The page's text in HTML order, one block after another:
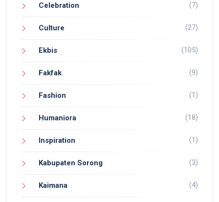
Celebration (7)
Culture (27)
Ekbis (105)
Fakfak (9)
Fashion (1)
Humaniora (18)
Inspiration (1)
Kabupaten Sorong (3)
Kaimana (4)